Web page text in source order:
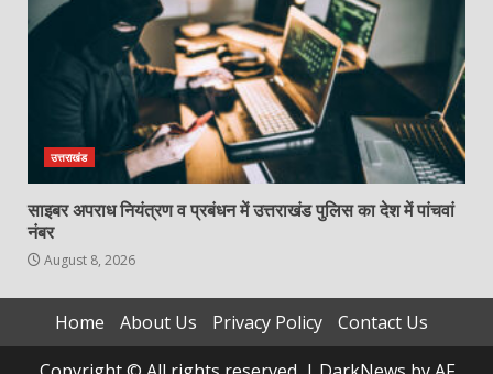
उत्तराखंड
साइबर अपराध नियंत्रण व प्रबंधन में उत्तराखंड पुलिस का देश में पांचवां
नंबर
August 8, 2026
Home About Us Privacy Policy
Contact Us